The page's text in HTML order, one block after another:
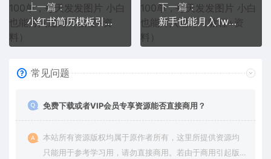
上一篇：
小红书简历模板引流变现课，简历资料3.9一单,轻松一月2000单+（教程+资料）
下一篇：
新手也能月入1w的PPT掘金项目玩法（实操保姆级教程教程+百G素材）
常见问题
免费下载或者VIP会员专享资源能否直接商用？
本站所有资源版权均属于原作者所有，这里所提供资源均
只能用于参考学习用，请勿直接商用。若由于商用引起版